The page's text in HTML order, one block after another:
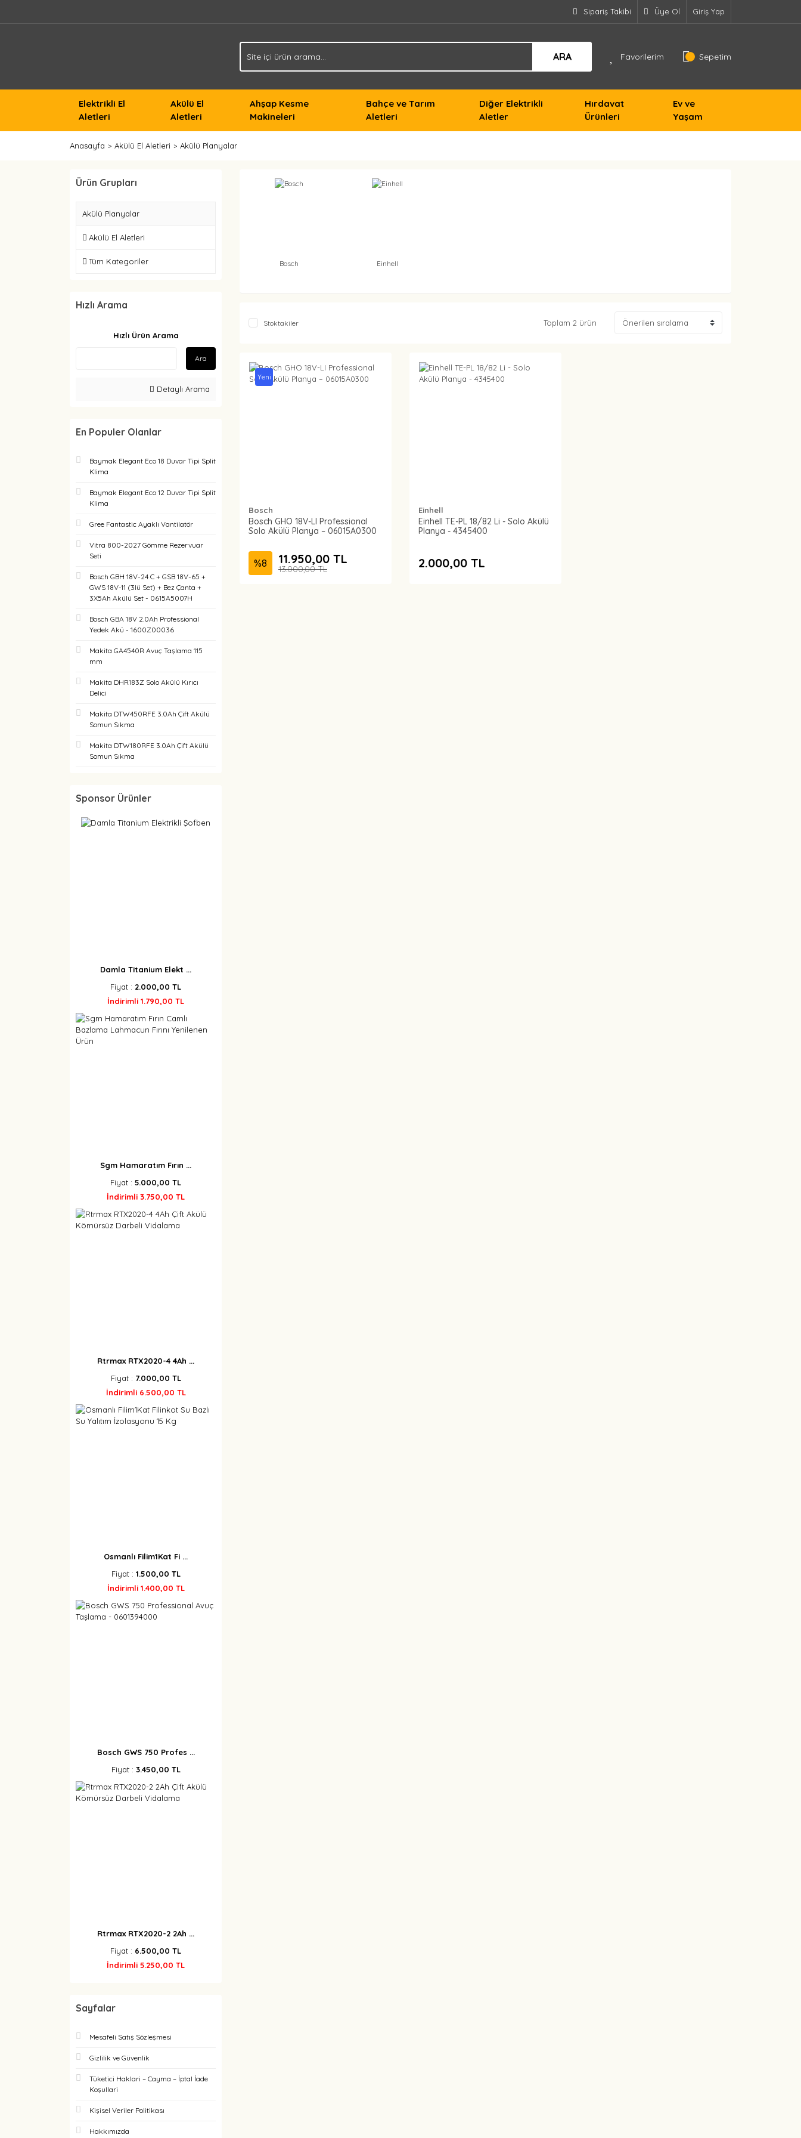
Sipariş Takibi Üye Ol Giriş Yap
ARA Favorilerim Sepetim
Elektrikli El
Aletleri
Akülü El
Aletleri
Ahşap Kesme
Makineleri
Bahçe ve Tarım
Aletleri
Diğer Elektrikli
Aletler
Hırdavat
Ürünleri
Ev ve
Yaşam
Anasayfa Akülü El Aletleri Akülü Planyalar
Ürün Grupları
Akülü Planyalar
Akülü El Aletleri
Tüm Kategoriler
Hızlı Arama
Hızlı Ürün Arama
Ara
Detaylı Arama
En Populer Olanlar
Baymak Elegant Eco 18 Duvar Tipi Split
Klima
Baymak Elegant Eco 12 Duvar Tipi Split
Klima
Gree Fantastic Ayaklı Vantilatör
Vitra 800-2027 Gömme Rezervuar
Seti
Bosch GBH 18V-24 C + GSB 18V-65 +
GWS 18V-11 (3lü Set) + Bez Çanta +
3X5Ah Akülü Set - 0615A5007H
Bosch GBA 18V 2.0Ah Professional
Yedek Akü - 1600Z00036
Makita GA4540R Avuç Taşlama 115
mm
Makita DHR183Z Solo Akülü Kırıcı
Delici
Makita DTW450RFE 3.0Ah Çift Akülü
Somun Sıkma
Makita DTW180RFE 3.0Ah Çift Akülü
Somun Sıkma
Sponsor Ürünler
Damla Titanium Elekt ...
Fiyat : 2.000,00 TL
İndirimli 1.790,00 TL
Sgm Hamaratım Fırın ...
Fiyat : 5.000,00 TL
İndirimli 3.750,00 TL
Rtrmax RTX2020-4 4Ah ...
Fiyat : 7.000,00 TL
İndirimli 6.500,00 TL
Osmanlı Filim1Kat Fi ...
Fiyat : 1.500,00 TL
İndirimli 1.400,00 TL
Bosch GWS 750 Profes ...
Fiyat : 3.450,00 TL
Rtrmax RTX2020-2 2Ah ...
Fiyat : 6.500,00 TL
İndirimli 5.250,00 TL
Sayfalar
Mesafeli Satış Sözleşmesi
Gizlilik ve Güvenlik
Tüketici Haklari – Cayma – İptal İade
Koşullari
Kişisel Veriler Politikası
Hakkımızda
Bosch Einhell
Stoktakiler Toplam 2 ürün
Yeni
Bosch
Bosch GHO 18V-LI Professional
Solo Akülü Planya – 06015A0300
%8 11.950,00 TL
13.000,00 TL
Einhell
Einhell TE-PL 18/82 Li - Solo Akülü
Planya - 4345400
2.000,00 TL